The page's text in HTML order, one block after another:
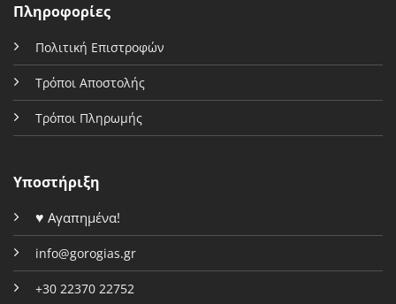
Πληροφορίες
Πολιτική Επιστροφών
Τρόποι Αποστολής
Τρόποι Πληρωμής
Υποστήριξη
♥ Αγαπημένα!
info@gorogias.gr
+30 22370 22752